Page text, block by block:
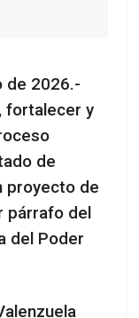
de 2026.-
fortalecer y
de
proyecto de
del
del Poder